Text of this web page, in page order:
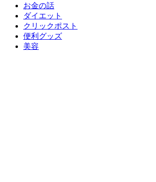
お金の話
ダイエット
クリックポスト
便利グッズ
美容